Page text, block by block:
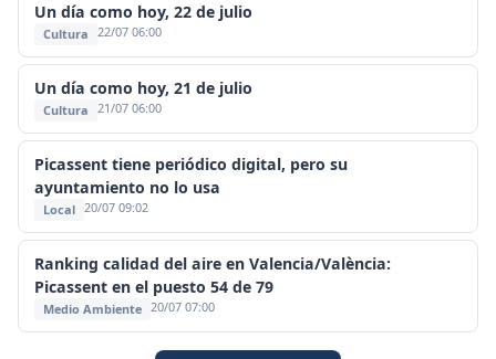
Un día como hoy, 22 de julio
Cultura 22/07 06:00
Un día como hoy, 21 de julio
Cultura 21/07 06:00
Picassent tiene periódico digital, pero su
ayuntamiento no lo usa
Local 20/07 09:02
Ranking calidad del aire en Valencia/València:
Picassent en el puesto 54 de 79
Medio Ambiente 20/07 07:00